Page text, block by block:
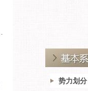
势力划分